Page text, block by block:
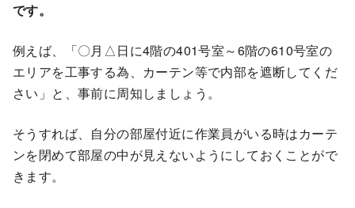
です。
例えば、「〇月 △日に4階の401号室～6階の610号室の
エリアを工事する為、カーテン等で内部を遮断してくだ
さい 」と、事前に周知しましょう。
そうすれば、自分の部屋付近に作業員がいる時はカーテ
ンを閉めて部屋の中が見えないようにしておくことがで
きます。